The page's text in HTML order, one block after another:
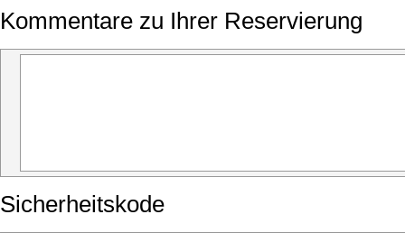
Kommentare zu Ihrer Reservierung
Sicherheitskode